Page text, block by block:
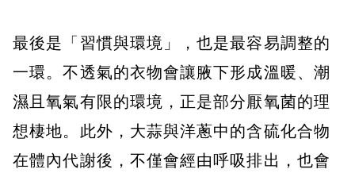
最後是「習慣與環境」，也是最容易調整的
一環。不透氣的衣物會讓腋下形成溫暖、潮
濕且氧氣有限的環境，正是部分厭氧菌的理
想棲地。此外，大蒜與洋蔥中的含硫化合物
在體內代謝後，不僅會經由呼吸排出，也會